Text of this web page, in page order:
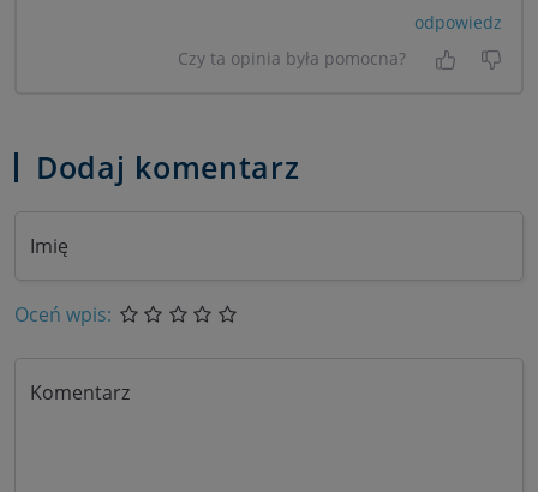
odpowiedz
Czy ta opinia była pomocna?
Tak, była
Nie
Dodaj komentarz
Imię
Oceń wpis:
Komentarz